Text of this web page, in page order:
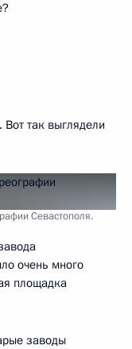
так выглядели
Севастополя.
очень много
площадка
заводы